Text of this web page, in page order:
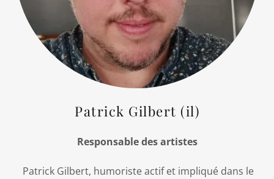
Patrick Gilbert (il)
Responsable des artistes
Patrick Gilbert, humoriste actif et impliqué dans le